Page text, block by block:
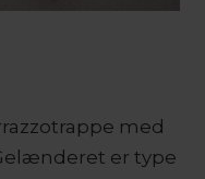
med
er type